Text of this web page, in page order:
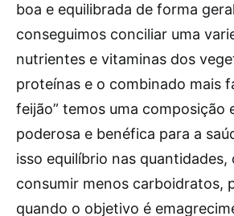
boa e equilibrada de forma
conseguimos conciliar uma
nutrientes e vitaminas dos
proteínas e o combinado mais
feijão” temos uma composição
poderosa e benéfica para a
isso equilíbrio nas quantidades,
consumir menos carboidratos,
quando o objetivo é